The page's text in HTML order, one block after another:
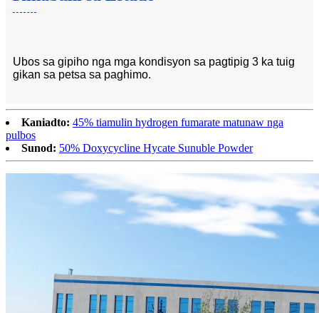
Ubos sa gipiho nga mga kondisyon sa pagtipig 3 ka tuig
gikan sa petsa sa paghimo.
Kaniadto: 45% tiamulin hydrogen fumarate matunaw nga
pulbos
Sunod: 50% Doxycycline Hycate Sunuble Powder